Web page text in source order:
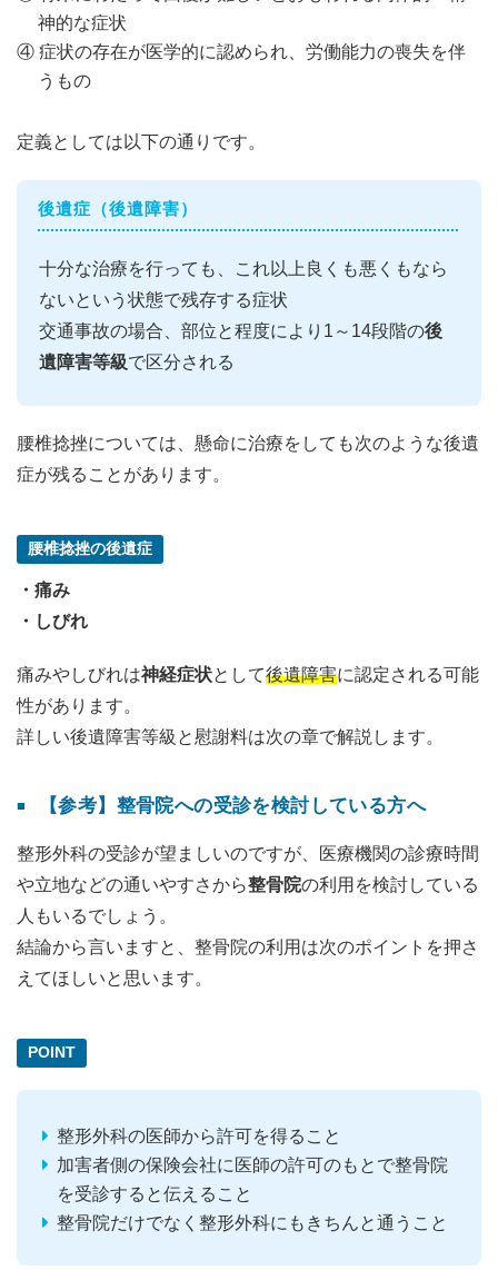
神的な症状
④ 症状の存在が医学的に認められ、労働能力の喪失を伴
うもの
定義としては以下の通りです。
後遺症（後遺障害）
十分な治療を行っても、これ以上良くも悪くもなら
ないという状態で残存する症状
交通事故の場合、部位と程度により1～14段階の後
遺障害等級で区分される
腰椎捻挫については、懸命に治療をしても次のような後遺
症が残ることがあります。
腰椎捻挫の後遺症
・痛み
・しびれ
痛みやしびれは神経症状として後遺障害に認定される可能
性があります。
詳しい後遺障害等級と慰謝料は次の章で解説します。
【参考】整骨院への受診を検討している方へ
整形外科の受診が望ましいのですが、医療機関の診療時間
や立地などの通いやすさから整骨院の利用を検討している
人もいるでしょう。
結論から言いますと、整骨院の利用は次のポイントを押さ
えてほしいと思います。
POINT
整形外科の医師から許可を得ること
加害者側の保険会社に医師の許可のもとで整骨院
を受診すると伝えること
整骨院だけでなく整形外科にもきちんと通うこと